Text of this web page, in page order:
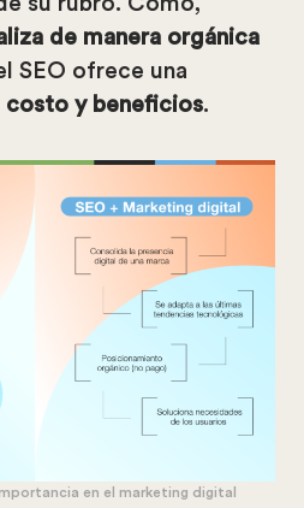
de manera orgánica
SEO ofrece una
costo y beneficios.
en el marketing digital